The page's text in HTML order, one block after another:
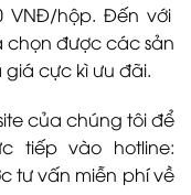
VNĐ/hộp. Đến với
chọn được các sản
cực kì ưu đãi.
của chúng tôi để
tiếp vào hotline:
tư vấn miễn phí về